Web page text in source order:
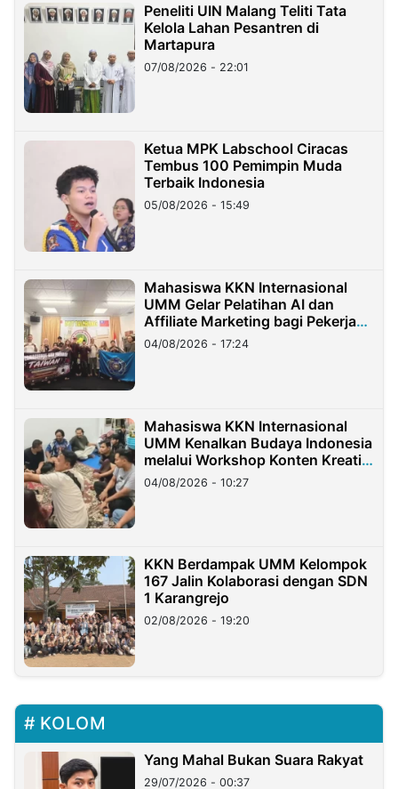
Peneliti UIN Malang Teliti Tata
Kelola Lahan Pesantren di
Martapura
07/08/2026 - 22:01
Ketua MPK Labschool Ciracas
Tembus 100 Pemimpin Muda
Terbaik Indonesia
05/08/2026 - 15:49
Mahasiswa KKN Internasional
UMM Gelar Pelatihan AI dan
Affiliate Marketing bagi Pekerja
Migran Indonesia di Taiwan
04/08/2026 - 17:24
Mahasiswa KKN Internasional
UMM Kenalkan Budaya Indonesia
melalui Workshop Konten Kreatif
di Taiwan
04/08/2026 - 10:27
KKN Berdampak UMM Kelompok
167 Jalin Kolaborasi dengan SDN
1 Karangrejo
02/08/2026 - 19:20
KOLOM
Yang Mahal Bukan Suara Rakyat
29/07/2026 - 00:37